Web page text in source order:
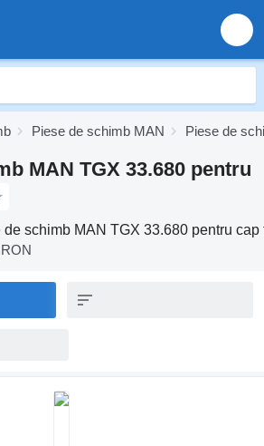
Piese de schimb MAN Piese de
MAN TGX 33.680 pentru
de schimb MAN TGX 33.680 pentru cap